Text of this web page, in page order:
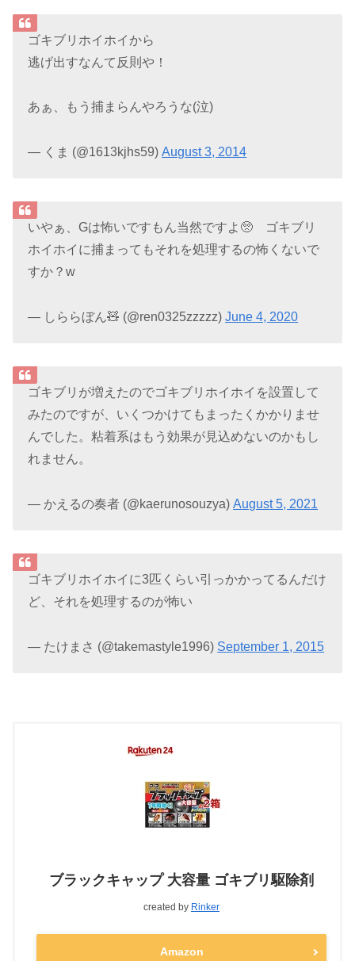
ゴキブリホイホイから
逃げ出すなんて反則や！
あぁ、もう捕まらんやろうな(泣)
— くま (@1613kjhs59)August 3, 2014
いやぁ、Gは怖いですもん当然ですよ🥺 ゴキブリ
ホイホイに捕まってもそれを処理するの怖くないで
すか？w
— しららぼん🧸 (@ren0325zzzzz)June 4, 2020
ゴキブリが増えたのでゴキブリホイホイを設置して
みたのですが、いくつかけてもまったくかかりませ
んでした。粘着系はもう効果が見込めないのかもし
れません。
— かえるの奏者 (@kaerunosouzya)August 5, 2021
ゴキブリホイホイに3匹くらい引っかかってるんだけ
ど、それを処理するのが怖い
— たけまさ (@takemastyle1996) September 1, 2015
ブラックキャップ 大容量 ゴキブリ駆除剤
created by Rinker
Amazon